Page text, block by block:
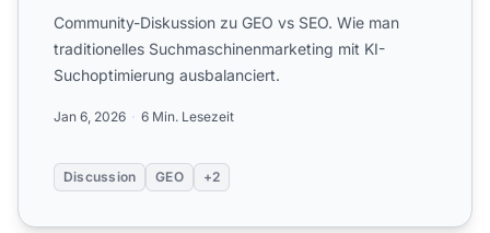
Community-Diskussion zu GEO vs SEO. Wie man
traditionelles Suchmaschinenmarketing mit KI-
Suchoptimierung ausbalanciert.
Jan 6, 2026 6 Min. Lesezeit
Discussion GEO +2